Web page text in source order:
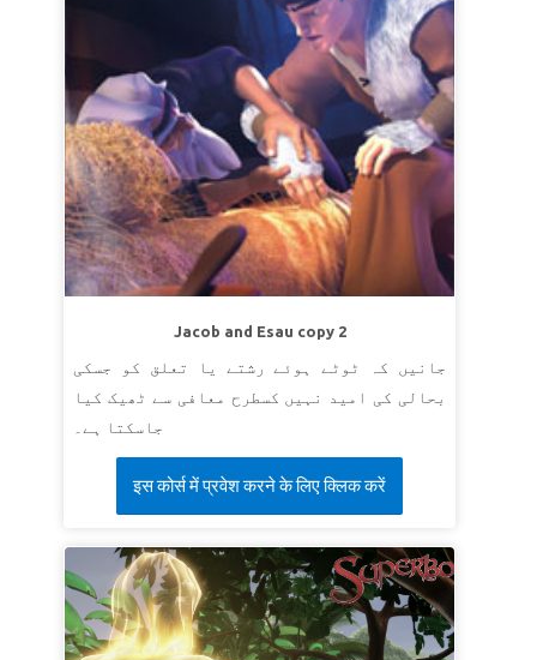
Jacob and Esau copy 2
جانیں کہ ٹوٹے ہوئے رشتے یا تعلق کو جسکی
بحالی کی امید نہیں کسطرح معافی سے ٹھیک کیا
جاسکتا ہے۔
इस कोर्स में प्रवेश करने के लिए क्लिक करें